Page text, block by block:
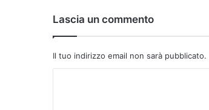
Lascia un commento
Il tuo indirizzo email non sarà pubblicato.